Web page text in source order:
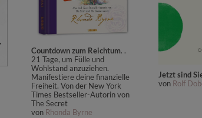
Countdown zum Reichtum. .
21 Tage, um Fülle und
Wohlstand anzuziehen.
Manifestiere deine finanzielle
Freiheit. Von der New York
Times Bestseller-Autorin von
The Secret
von Rhonda Byrne
Jetzt sind
von Rolf